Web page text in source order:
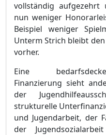
vollständig aufgezehrt
nun weniger
Beispiel weniger
Unterm Strich bleibt
vorher.
Eine
Finanzierung sieht
der
strukturelle
und Jugendarbeit, der
der